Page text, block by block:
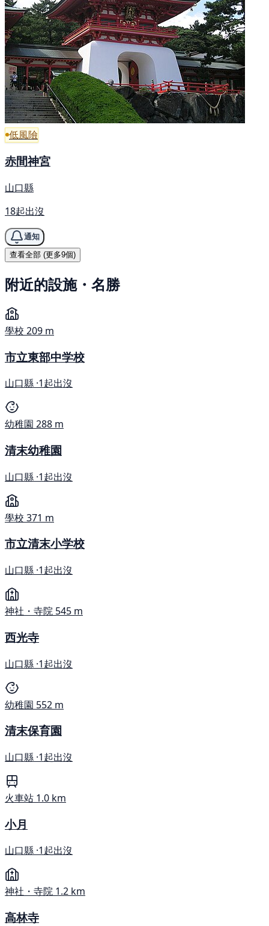
低風險
赤間神宮
山口縣
18起出沒
通知
查看全部 (更多9個)
附近的設施・名勝
學校 209 m
市立東部中学校
山口縣 ·1起出沒
幼稚園 288 m
清末幼稚園
山口縣 ·1起出沒
學校 371 m
市立清末小学校
山口縣 ·1起出沒
神社・寺院 545 m
西光寺
山口縣 ·1起出沒
幼稚園 552 m
清末保育園
山口縣 ·1起出沒
火車站 1.0 km
小月
山口縣 ·1起出沒
神社・寺院 1.2 km
高林寺